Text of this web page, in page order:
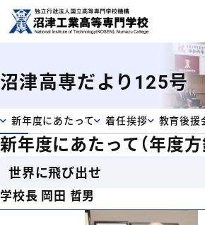
沼津高専だより125号
目次をスキップ
沼津高専だより125号目次
新年度にあたって 着任挨拶 教育後援
新年度にあたって（年度方
世界に飛び出せ
学校長 岡田 哲男